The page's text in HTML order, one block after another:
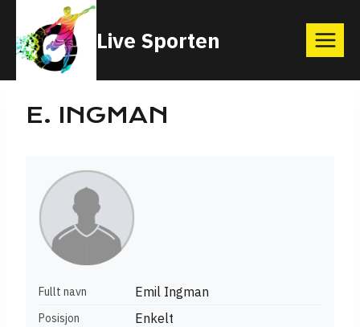
content
Live Sporten
E. INGMAN
Fullt navn Emil Ingman
Posisjon Enkelt